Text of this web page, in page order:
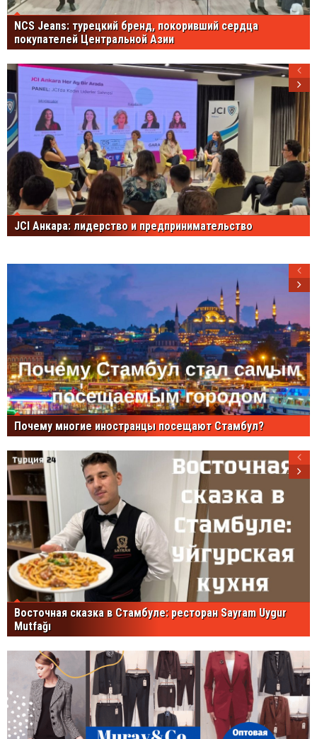
NCS Jeans: турецкий бренд, покоривший сердца
покупателей Центральной Азии
JCI Анкара: лидерство и предпринимательство
Почему многие иностранцы посещают Стамбул?
Восточная сказка в Стамбуле: ресторан Sayram Uygur
Mutfağı